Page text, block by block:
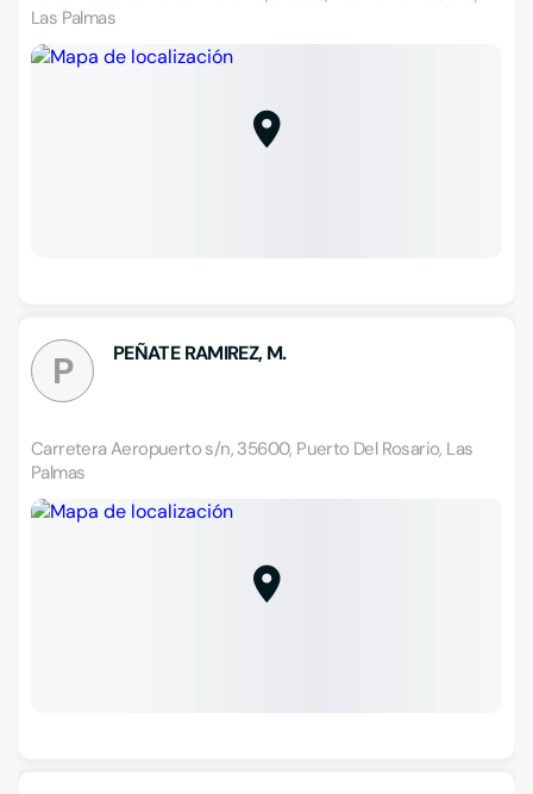
Las Palmas
P PEÑATE RAMIREZ, M.
Carretera Aeropuerto s/n, 35600, Puerto Del Rosario, Las
Palmas